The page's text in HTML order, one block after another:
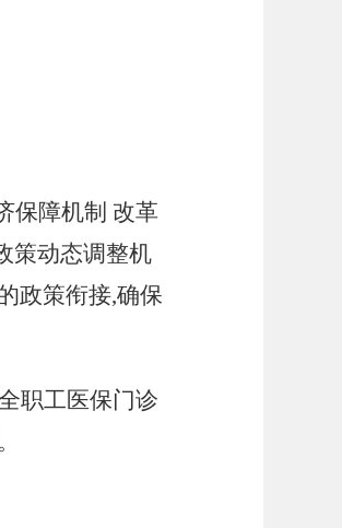
保障机制 改革
策动态调整机
政策衔接,确保
职工医保门诊
。